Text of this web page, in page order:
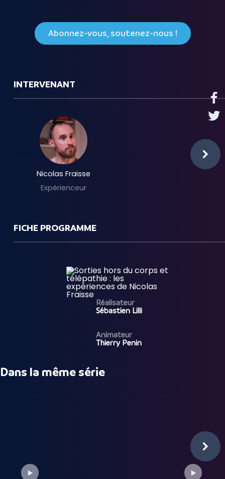
Abonnez-vous, soutenez-nous !
INTERVENANT
Nicolas Fraisse
Expérienceur
FICHE PROGRAMME
Réalisateur
Sébastien Lilli
Animateur
Thierry Penin
Dans la même série